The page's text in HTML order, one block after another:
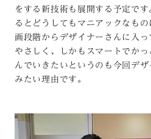
をする新技術も展開する予定で
るとどうしてもマニアックなも
画段階からデザイナーさんに入
やさしく、しかもスマートでか
んでいきたいというのも今回デ
みたい理由です。